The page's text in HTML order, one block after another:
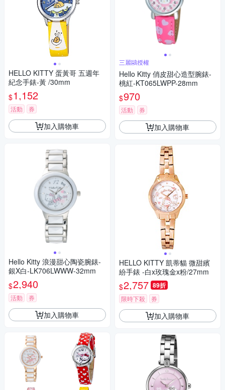
HELLO KITTY 蛋黃哥 五週年
紀念手錶-黃 /30mm
$1,152
活動 券
加入購物車
Hello Kitty 浪漫甜心陶瓷腕錶-
銀X白-LK706LWWW-32mm
$2,940
活動 券
加入購物車
三麗鷗授權
Hello Kitty 俏皮甜心造型腕錶-
桃紅-KT065LWPP-28mm
$970
活動 券
加入購物車
HELLO KITTY 凱蒂貓 微甜繽
紛手錶 -白x玫瑰金x粉/27mm
$2,757 89折
限時下殺 券
加入購物車